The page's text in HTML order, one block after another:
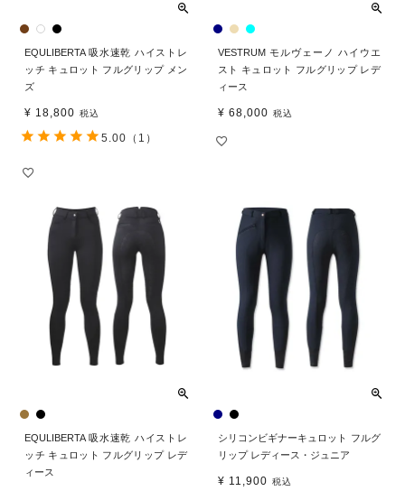
EQULIBERTA 吸水速乾 ハイストレ
ッチ キュロット フルグリップ メン
ズ
¥ 18,800 税込
5.00 （1）
VESTRUM モルヴェーノ ハイウエ
スト キュロット フルグリップ レデ
ィース
¥ 68,000 税込
EQULIBERTA 吸水速乾 ハイストレ
ッチ キュロット フルグリップ レデ
ィース
シリコンビギナーキュロット フルグ
リップ レディース・ジュニア
¥ 11,900 税込